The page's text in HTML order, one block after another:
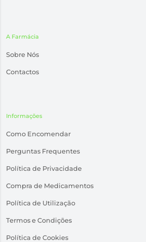
A Farmácia
Sobre Nós
Contactos
Informações
Como Encomendar
Perguntas Frequentes
Política de Privacidade
Compra de Medicamentos
Política de Utilização
Termos e Condições
Política de Cookies